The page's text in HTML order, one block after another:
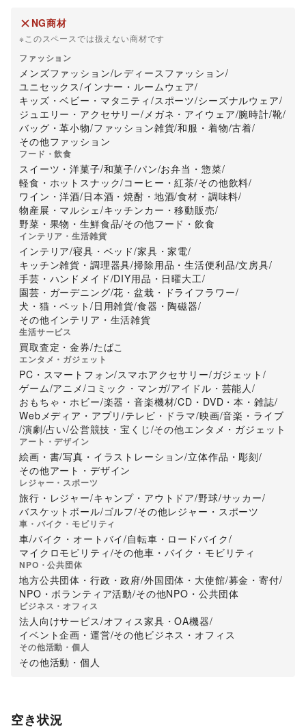
NG商材
※このスペースでは扱えない商材です
ファッション
メンズファッション/レディースファッション/
ユニセックス/インナー・ルームウェア/
キッズ・ベビー・マタニティ /スポーツ/シーズナルウェア/
ジュエリー・アクセサリー/メガネ・アイウェア/腕時計/靴/
バッグ・革小物/ファッション雑貨/和服・着物/古着/
その他ファッション
フード・飲食
スイーツ・洋菓子/和菓子/パン/お弁当・惣菜/
軽食・ホットスナック/コーヒー・紅茶/その他飲料/
ワイン・洋酒/日本酒・焼酎・地酒/食材・調味料/
物産展・マルシェ/キッチンカー・移動販売/
野菜・果物・生鮮食品/その他フード・飲食
インテリア・生活雑貨
インテリア/寝具・ベッド/家具・家電/
キッチン雑貨・調理器具/掃除用品・生活便利品/文房具/
手芸・ハンドメイド/DIY用品・日曜大工/
園芸・ガーデニング/花・盆栽・ドライフラワー/
犬・猫・ペット /日用雑貨/食器・陶磁器/
その他インテリア・生活雑貨
生活サービス
買取査定・金券/たばこ
エンタメ・ガジェット
PC・スマートフォン/スマホアクセサリー/ガジェット /
ゲーム/アニメ/コミック・マンガ/アイドル・芸能人/
おもちゃ・ホビー/楽器・音楽機材/CD・DVD・本・雑誌/
Webメディア・アプリ/テレビ・ドラマ/映画/音楽・ライブ
/演劇/占い/公営競技・宝くじ/その他エンタメ・ガジェット
アート・デザイン
絵画・書/写真・イラストレーション/立体作品・彫刻/
その他アート・デザイン
レジャー・スポーツ
旅行・レジャー/キャンプ・アウトドア/野球/サッカー/
バスケットボール/ゴルフ/その他レジャー・スポーツ
車・バイク・モビリティ
車/バイク・オートバイ/自転車・ロードバイク/
マイクロモビリティ /その他車・バイク・モビリティ
NPO・公共団体
地方公共団体・行政・政府/外国団体・大使館/募金・寄付/
NPO・ボランティア活動/その他NPO・公共団体
ビジネス・オフィス
法人向けサービス/オフィス家具・OA機器/
イベント企画・運営/その他ビジネス・オフィス
その他活動・個人
その他活動・個人
空き状況